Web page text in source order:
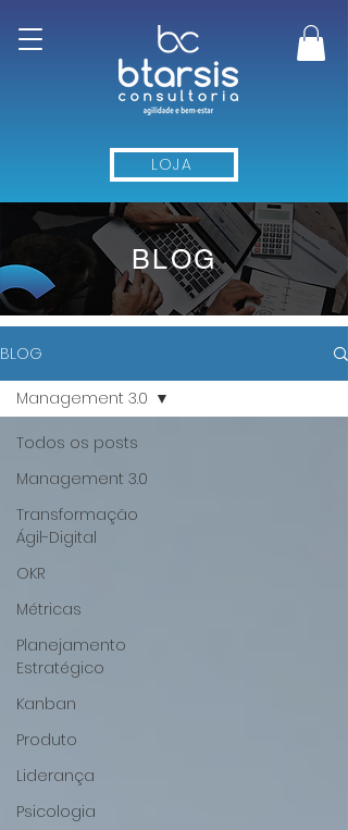
LOJA
BLOG
BLOG
Todos os posts
Management 3.0
Transformação
Ágil-Digital
OKR
Métricas
Planejamento
Estratégico
Kanban
Produto
Liderança
Psicologia
Management 3.0